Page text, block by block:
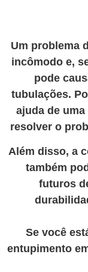
Um problema
incômodo e,
pode
tubulações.
ajuda de
resolver o
Além disso, a
também
futuros
Se você
entupimento